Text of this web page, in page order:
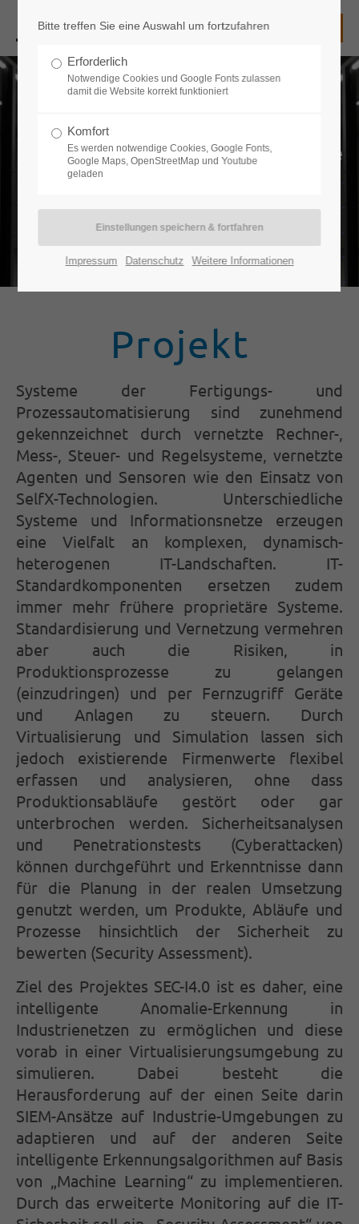
Benutzername
Passwort
Register|Lost your password?
Lorem ipsum dolor sit amet:
24h/ 365days
We offer support for our customers
Mon - Fri 8:00am - 5:00pm(GMT +1)
Get in touch
Cybersteel Inc.
376-293 City Road, Suite 600
San Francisco, CA 94102
Have any questions?
+44 1234 567 890
Drop us a line
info@yourdomain.com
About us
Lorem ipsum dolor sit amet, consectetuer adipiscing
elit.
Aenean commodo ligula eget dolor. Aenean massa. Cum
sociis natoque penatibus et magnis dis parturient
montes, nascetur ridiculus mus. Donec quam felis,
ultricies nec.
SECurity Assessment für "Industrie
4.0"-Infrastrukturen durch
Projekt
Systeme der Fertigungs- und
Prozessautomatisierung sind zunehmend
gekennzeichnet durch vernetzte Rechner-,
Mess-, Steuer- und Regelsysteme, vernetzte
Agenten und Sensoren wie den Einsatz von
SelfX-Technologien. Unterschiedliche
Systeme und Informationsnetze erzeugen
eine Vielfalt an komplexen, dynamisch-
heterogenen IT-Landschaften. IT-
Standardkomponenten ersetzen zudem
immer mehr frühere proprietäre Systeme.
Standardisierung und Vernetzung vermehren
aber auch die Risiken, in
Produktionsprozesse zu gelangen
(einzudringen) und per Fernzugriff Geräte
und Anlagen zu steuern. Durch
Virtualisierung und Simulation lassen sich
jedoch existierende Firmenwerte flexibel
erfassen und analysieren, ohne dass
Produktionsabläufe gestört oder gar
unterbrochen werden. Sicherheitsanalysen
und Penetrationstests (Cyberattacken)
können durchgeführt und Erkenntnisse dann
für die Planung in der realen Umsetzung
genutzt werden, um Produkte, Abläufe und
Prozesse hinsichtlich der Sicherheit zu
bewerten (Security Assessment).
Ziel des Projektes SEC-I4.0 ist es daher, eine
intelligente Anomalie-Erkennung in
Industrienetzen zu ermöglichen und diese
vorab in einer Virtualisierungsumgebung zu
simulieren. Dabei besteht die
Herausforderung auf der einen Seite darin
SIEM-Ansätze auf Industrie-Umgebungen zu
adaptieren und auf der anderen Seite
intelligente Erkennungsalgorithmen auf Basis
von „Machine Learning“ zu implementieren.
Durch das erweiterte Monitoring auf die IT-
Bitte treffen Sie eine Auswahl um fortzufahren
Erforderlich
Notwendige Cookies und Google Fonts zulassen
damit die Website korrekt funktioniert
Komfort
Es werden notwendige Cookies, Google Fonts,
Google Maps, OpenStreetMap und Youtube
geladen
Impressum Datenschutz Weitere Informationen